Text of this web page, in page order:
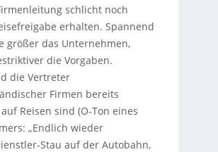
schlicht noch
erhalten. Spannend
größer das Unternehmen,
die Vorgaben.
die Vertreter
Firmen bereits
Reisen sind (O-Ton eines
„Endlich wieder
Stau auf der Autobahn,